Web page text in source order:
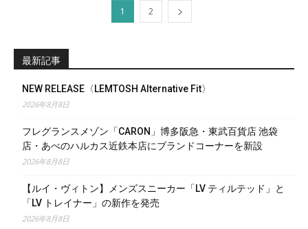
1 2
最新記事
NEW RELEASE〈LEMTOSH Alternative Fit〉
2026年8月8日
フレグランスメゾン「CARON」博多阪急・東武百貨店 池袋
店・あべのハルカス近鉄本店にブランドコーナーを新設
2026年8月8日
【ルイ・ヴィトン】メンズスニーカー「LV ティルテッド」と
「LV トレイナー」の新作を発売
2026年8月8日